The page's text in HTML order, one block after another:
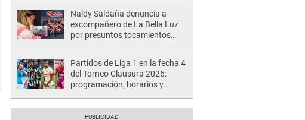
Naldy Saldaña denuncia a
excompañero de La Bella Luz
por presuntos tocamientos
Partidos de Liga 1 en la fecha 4
del Torneo Clausura 2026:
programación, horarios y